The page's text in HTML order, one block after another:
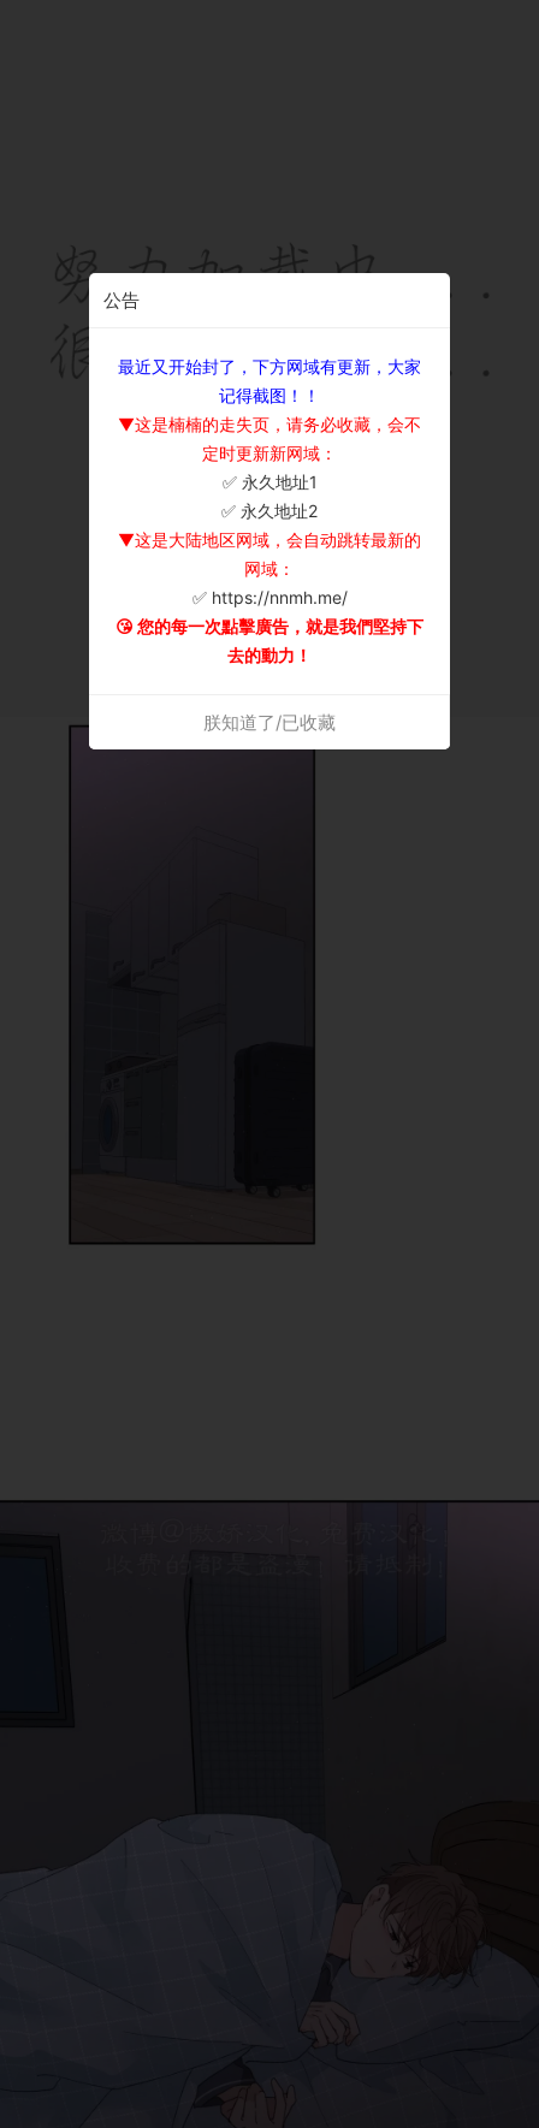
公告
最近又开始封了，下方网域有更新，大家
记得截图！！
▼这是楠楠的走失页，请务必收藏，会不
定时更新新网域：
✅ 永久地址1
✅ 永久地址2
▼这是大陆地区网域，会自动跳转最新的
网域：
✅ https://nnmh.me/
😘 您的每一次點擊廣告，就是我們堅持下
去的動力！
朕知道了/已收藏